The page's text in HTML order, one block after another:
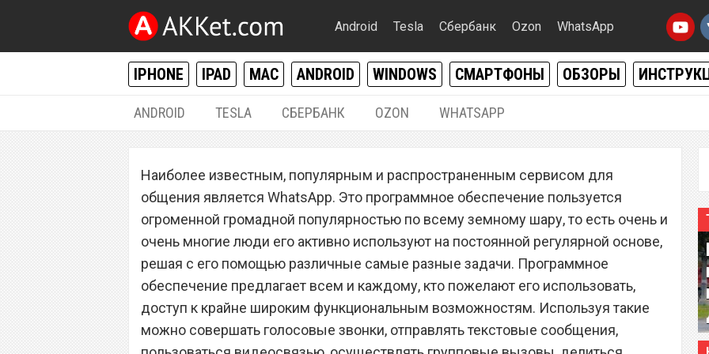
Android Tesla Сбербанк Ozon WhatsApp
IPHONE IPAD MAC ANDROID WINDOWS СМАРТФОНЫ ОБЗОРЫ
ANDROID TESLA СБЕРБАНК OZON WHATSAPP
WhatsApp с 1 апреля перестанет работать
на смартфонах Android и iOS
Наиболее известным, популярным и распространенным сервисом для
общения является WhatsApp. Это программное обеспечение пользуется
огроменной громадной популярностью по всему земному шару, то есть очень и
очень многие люди его активно используют на постоянной регулярной основе,
решая с его помощью различные самые разные задачи. Программное
обеспечение предлагает всем и каждому, кто пожелают его использовать,
доступ к крайне широким функциональным возможностям. Используя такие
можно совершать голосовые звонки, отправлять текстовые сообщения,